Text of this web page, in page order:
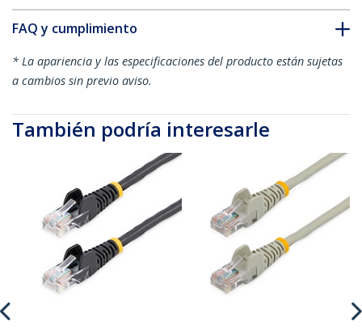
FAQ y cumplimiento
* La apariencia y las especificaciones del producto están sujetas
a cambios sin previo aviso.
También podría interesarle